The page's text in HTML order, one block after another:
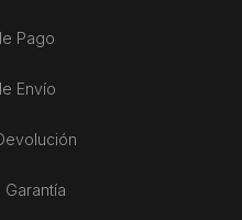
Pago
Envío